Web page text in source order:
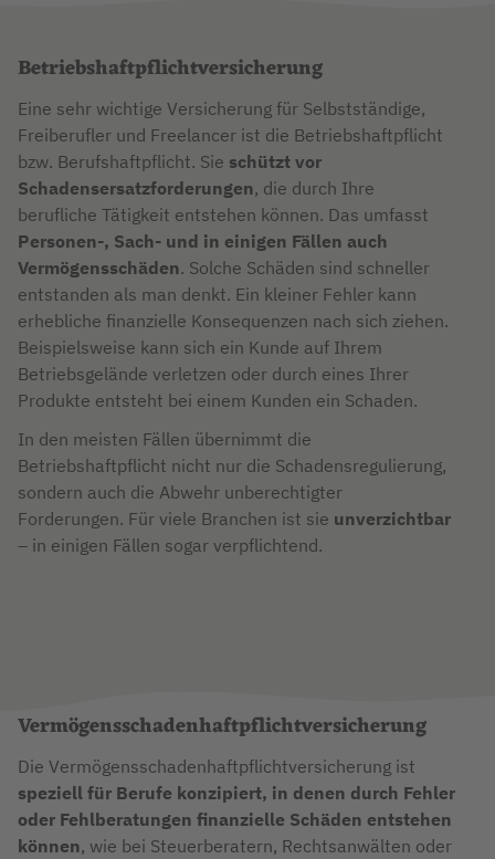
Betriebshaftpflichtversicherung
Eine sehr wichtige Versicherung für Selbstständige,
Freiberufler und Freelancer ist die Betriebshaftpflicht
bzw. Berufshaftpflicht. Sie schützt vor
Schadensersatzforderungen, die durch Ihre
berufliche Tätigkeit entstehen können. Das umfasst
Personen-, Sach- und in einigen Fällen auch
Vermögensschäden. Solche Schäden sind schneller
entstanden als man denkt. Ein kleiner Fehler kann
erhebliche finanzielle Konsequenzen nach sich ziehen.
Beispielsweise kann sich ein Kunde auf Ihrem
Betriebsgelände verletzen oder durch eines Ihrer
Produkte entsteht bei einem Kunden ein Schaden.
In den meisten Fällen übernimmt die
Betriebshaftpflicht nicht nur die Schadensregulierung,
sondern auch die Abwehr unberechtigter
Forderungen. Für viele Branchen ist sie unverzichtbar
– in einigen Fällen sogar verpflichtend.
Vermögensschadenhaftpflichtversicherung
Die Vermögensschadenhaftpflichtversicherung ist
speziell für Berufe konzipiert, in denen durch Fehler
oder Fehlberatungen finanzielle Schäden entstehen
können, wie bei Steuerberatern, Rechtsanwälten oder